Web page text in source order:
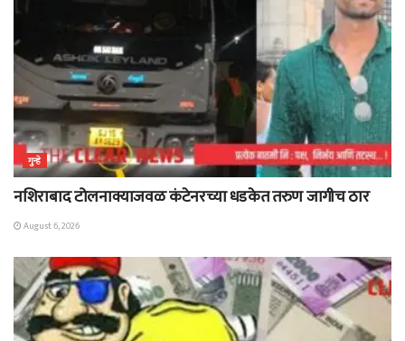
गुन्हे
नशिराबाद टोलनाक्याजवळ कंटेनरच्या धडकेत तरुण जागीच ठार
August 6, 2026